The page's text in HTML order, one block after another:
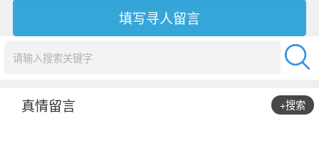
+搜索
真情留言